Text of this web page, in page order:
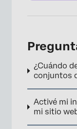
¿Cuándo
conjuntos
Activé mi
mi sitio